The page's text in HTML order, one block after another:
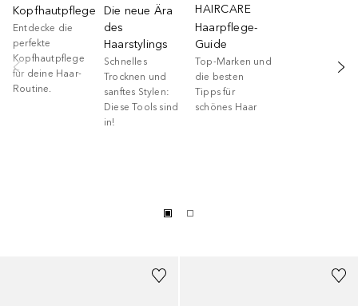
Kopfhautpflege
Entdecke die
perfekte
Kopfhautpflege
für deine Haar-
Routine.
Die neue Ära
des
Haarstylings
Schnelles
Trocknen und
sanftes Stylen:
Diese Tools sind
in!
HAIRCARE
Haarpflege-
Guide
Top-Marken und
die besten
Tipps für
schönes Haar